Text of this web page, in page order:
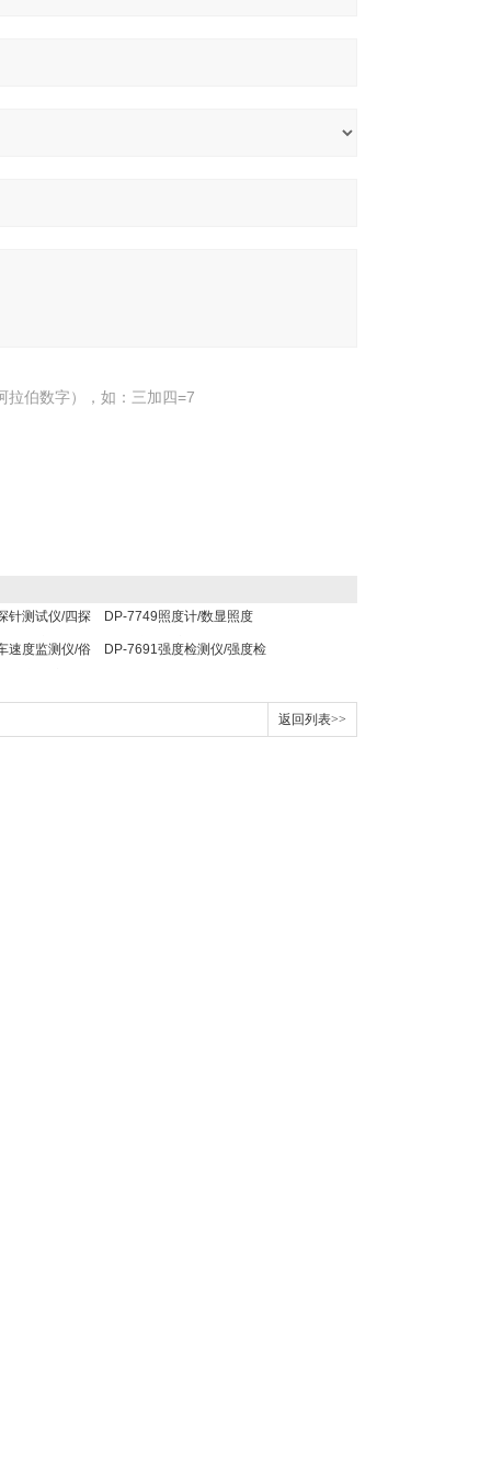
拉伯数字），如：三加四=7
针测试仪/四探
针测定仪
DP-7749照度计/数显照度
计/便携式照度计
速度监测仪/俗
DP-7691强度检测仪/强度检
返回列表>>